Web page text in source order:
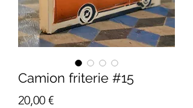
Camion friterie #15
20,00 €Prix